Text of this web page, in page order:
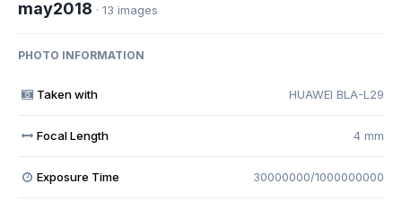
may2018 · 13 images
PHOTO INFORMATION
Taken with HUAWEI BLA-L29
Focal Length 4 mm
Exposure Time 30000000/1000000000